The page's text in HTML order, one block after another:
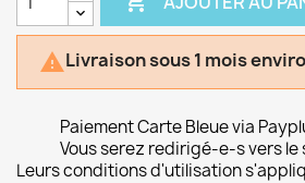
Livraison sous 1 mois
Paiement Carte Bleue via
Vous serez redirigé-e-s vers
Leurs conditions d'utilisation